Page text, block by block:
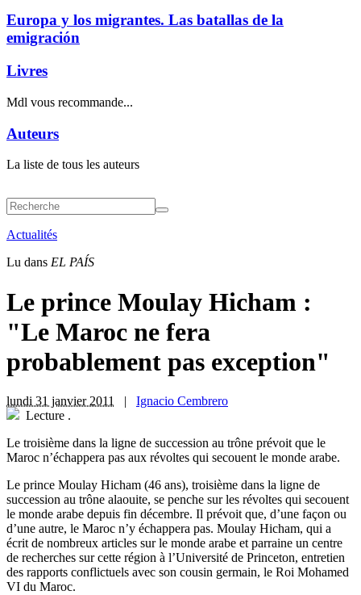
Europa y los migrantes. Las batallas de la
emigración
Livres
Mdl vous recommande...
Auteurs
La liste de tous les auteurs
Actualités
Lu dans EL PAÍS
Le prince Moulay Hicham :
"Le Maroc ne fera
probablement pas exception"
lundi 31 janvier 2011 | Ignacio Cembrero
Lecture .
Le troisième dans la ligne de succession au trône prévoit que le
Maroc n’échappera pas aux révoltes qui secouent le monde arabe.
Le prince Moulay Hicham (46 ans), troisième dans la ligne de
succession au trône alaouite, se penche sur les révoltes qui secouent
le monde arabe depuis fin décembre. Il prévoit que, d’une façon ou
d’une autre, le Maroc n’y échappera pas. Moulay Hicham, qui a
écrit de nombreux articles sur le monde arabe et parraine un centre
de recherches sur cette région à l’Université de Princeton, entretien
des rapports conflictuels avec son cousin germain, le Roi Mohamed
VI du Maroc.